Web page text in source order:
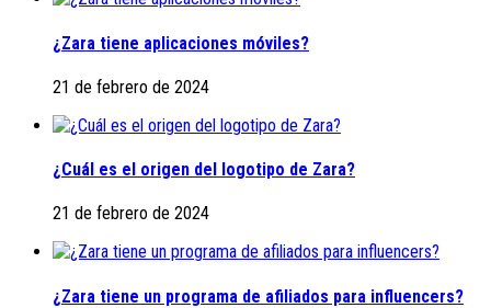
¿Zara tiene aplicaciones móviles?
21 de febrero de 2024
¿Cuál es el origen del logotipo de Zara?
21 de febrero de 2024
¿Zara tiene un programa de afiliados para influencers?